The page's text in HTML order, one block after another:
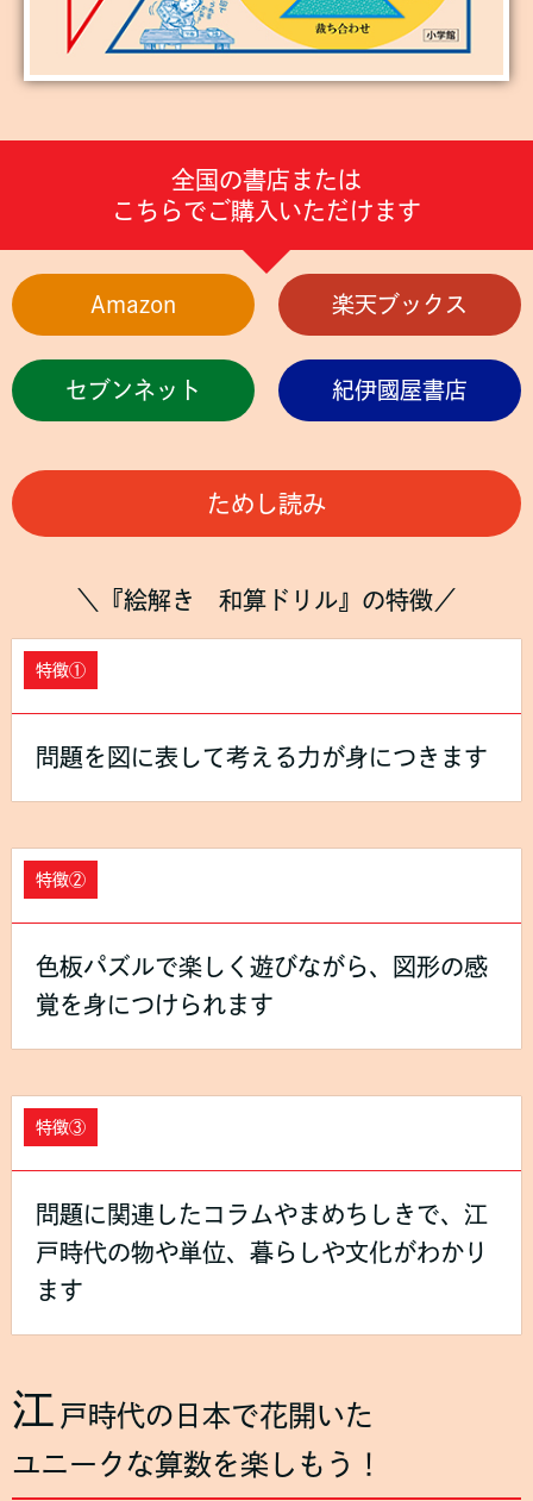
全国の書店または
こちらでご購入いただけます
Amazon 楽天ブックス
セブンネット 紀伊國屋書店
ためし読み
＼『絵解き 和算ドリル』の特徴／
特徴①
問題を図に表して考える力が身につきます
特徴②
色板パズルで楽しく遊びながら、図形の感
覚を身につけられます
特徴③
問題に関連したコラムやまめちしきで、江
戸時代の物や単位、暮らしや文化がわかり
ます
江 戸時代の日本で花開いた
ユニークな算数を楽しもう！